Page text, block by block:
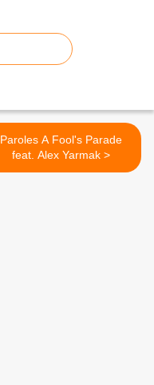
Paroles A Fool's Parade
feat. Alex Yarmak >